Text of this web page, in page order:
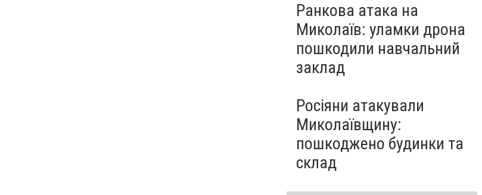
Ранкова атака на
Миколаїв: уламки дрона
пошкодили навчальний
заклад
Росіяни атакували
Миколаївщину:
пошкоджено будинки та
склад